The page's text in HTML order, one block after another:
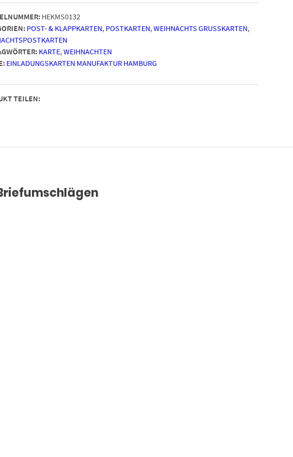
HEKMS0132
POST- & KLAPPKARTEN, POSTKARTEN, WEIHNACHTS GRUSSKARTEN ,
KARTE, WEIHNACHTEN
EINLADUNGSKARTEN MANUFAKTUR HAMBURG
TEILEN: